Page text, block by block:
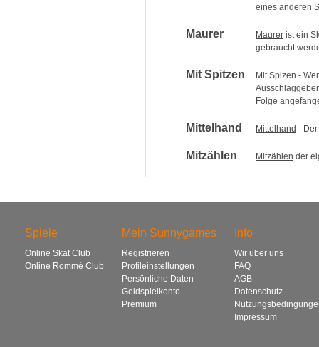
eines anderen
Maurer Maurer ist ein
gebraucht
Mit Spitzen
Mit Spizen -
Folge
Mittelhand Mittelhand -
Mitzählen Mitzählen der
Spiele
Online Skat Club
Online Rommé Club
Mein Sunnygames
Registrieren
Profileinstellungen
Persönliche Daten
Geldspielkonto
Premium
Info
Wir über uns
FAQ
AGB
Datenschutz
Impressum